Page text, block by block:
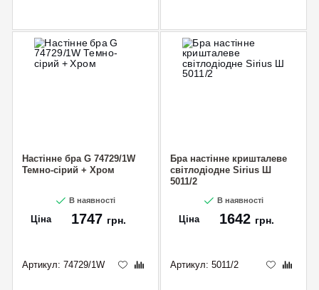
Настінне бра G 74729/1W
Темно-сірий + Хром
В наявності
Ціна 1747 грн.
Артикул: 74729/1W
Бра настінне кришталеве
світлодіодне Sirius Ш
5011/2
В наявності
Ціна 1642 грн.
Артикул: 5011/2